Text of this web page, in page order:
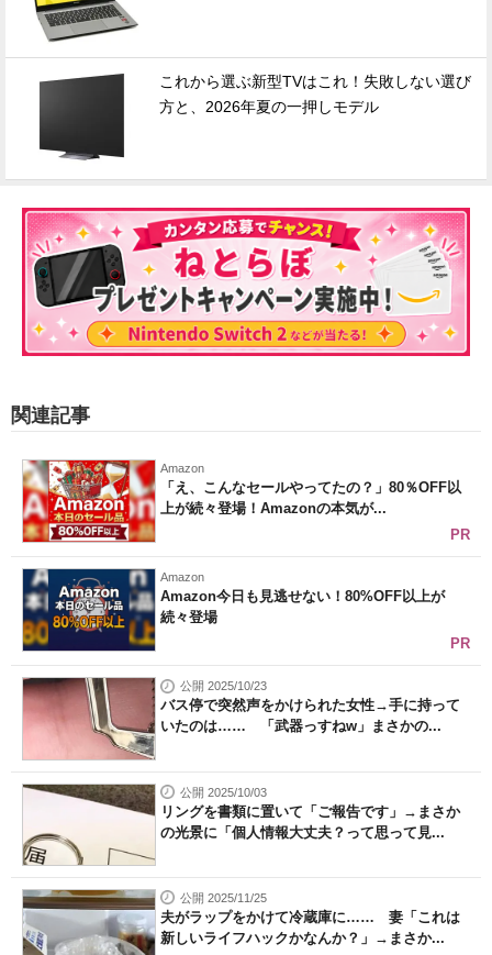
これから選ぶ新型TVはこれ！失敗しない選び
方と、2026年夏の一押しモデル
関連記事
Amazon
「え、こんなセールやってたの？」80％OFF以
上が続々登場！Amazonの本気が...
PR
Amazon
Amazon今日も見逃せない！80%OFF以上が
続々登場
PR
公開 2025/10/23
バス停で突然声をかけられた女性→手に持って
いたのは…… 「武器っすねw」まさかの...
公開 2025/10/03
リングを書類に置いて「ご報告です」→まさか
の光景に「個人情報大丈夫？って思って見...
公開 2025/11/25
夫がラップをかけて冷蔵庫に…… 妻「これは
新しいライフハックかなんか？」→まさか...